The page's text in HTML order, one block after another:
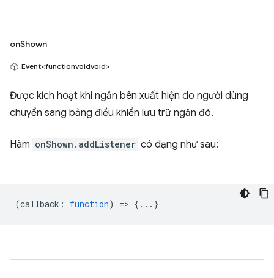
onShown
Event<functionvoidvoid>
Được kích hoạt khi ngăn bên xuất hiện do người dùng
chuyển sang bảng điều khiển lưu trữ ngăn đó.
Hàm onShown.addListener có dạng như sau:
(callback : function) => {...}